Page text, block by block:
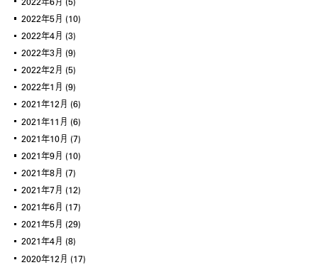
2022年5月 (10)
2022年4月 (3)
2022年3月 (9)
2022年2月 (5)
2022年1月 (9)
2021年12月 (6)
2021年11月 (6)
2021年10月 (7)
2021年9月 (10)
2021年8月 (7)
2021年7月 (12)
2021年6月 (17)
2021年5月 (29)
2021年4月 (8)
2020年12月 (17)